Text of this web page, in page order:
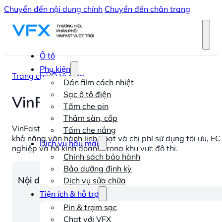
Chuyển đến nội dung chính Chuyển đến chân trang
Ô tô
Phụ kiện
Dán film cách nhiệt
Sạc ô tô điện
Tấm che pin
Thảm sàn, cốp
Tấm che nắng
Dịch vụ hậu mãi
Chính sách bảo hành
Bảo dưỡng định kỳ
Dịch vụ sửa chữa
Tiện ích & hỗ trợ
Pin & trạm sạc
Chat với VFX
Trang chủ/Ô tô điện
VinFast EC Van: Mọi thông
VinFast EC Van chính thức gia nhập thị trường, mang
khả năng vận hành linh hoạt và chi phí sử dụng tối ưu,
nghiệp và hộ kinh doanh trong khu vực đô thị.
Nội dung chính